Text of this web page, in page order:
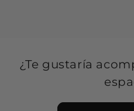
¿Te gustaría